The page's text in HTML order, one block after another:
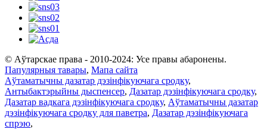
© Аўтарскае права - 2010-2024: Усе правы абаронены.
Папулярныя тавары, Мапа сайта
Аўтаматычны дазатар дэзінфікуючага сродку,
Антыбактэрыйны дыспенсер, Дазатар дэзінфікуючага сродку,
Дазатар вадкага дэзінфікуючага сродку, Аўтаматычны дазатар
дэзінфікуючага сродку для паветра, Дазатар дэзінфікуючага
спрэю,